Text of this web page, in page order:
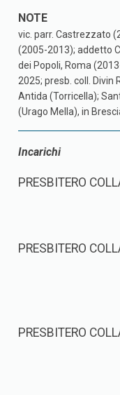
vic. parr. Castrezzato
(2005-2013); addetto
dei Popoli, Roma
2025; presb. coll. Divin
Antida (Torricella);
(Urago Mella), in
Incarichi
PRESBITERO
PRESBITERO
PRESBITERO